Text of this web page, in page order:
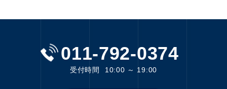
011-792-0374
受付時間 10:00 ～ 19:00